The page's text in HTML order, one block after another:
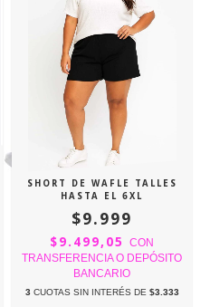
SHORT DE WAFLE TALLES
HASTA EL 6XL
$9.999
$9.499,05 CON
TRANSFERENCIA O DEPÓSITO
BANCARIO
3 CUOTAS SIN INTERÉS DE $3.333